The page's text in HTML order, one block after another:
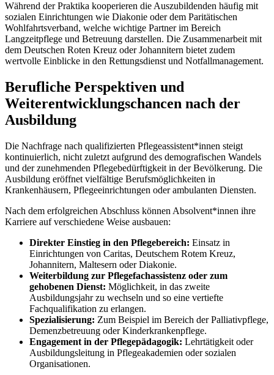
Während der Praktika kooperieren die Auszubildenden häufig mit
sozialen Einrichtungen wie Diakonie oder dem Paritätischen
Wohlfahrtsverband, welche wichtige Partner im Bereich
Langzeitpflege und Betreuung darstellen. Die Zusammenarbeit mit
dem Deutschen Roten Kreuz oder Johannitern bietet zudem
wertvolle Einblicke in den Rettungsdienst und Notfallmanagement.
Berufliche Perspektiven und
Weiterentwicklungschancen nach der
Ausbildung
Die Nachfrage nach qualifizierten Pflegeassistent*innen steigt
kontinuierlich, nicht zuletzt aufgrund des demografischen Wandels
und der zunehmenden Pflegebedürftigkeit in der Bevölkerung. Die
Ausbildung eröffnet vielfältige Berufsmöglichkeiten in
Krankenhäusern, Pflegeeinrichtungen oder ambulanten Diensten.
Nach dem erfolgreichen Abschluss können Absolvent*innen ihre
Karriere auf verschiedene Weise ausbauen:
Direkter Einstieg in den Pflegebereich: Einsatz in
Einrichtungen von Caritas, Deutschem Rotem Kreuz,
Johannitern, Maltesern oder Diakonie.
Weiterbildung zur Pflegefachassistenz oder zum
gehobenen Dienst: Möglichkeit, in das zweite
Ausbildungsjahr zu wechseln und so eine vertiefte
Fachqualifikation zu erlangen.
Spezialisierung: Zum Beispiel im Bereich der Palliativpflege,
Demenzbetreuung oder Kinderkrankenpflege.
Engagement in der Pflegepädagogik: Lehrtätigkeit oder
Ausbildungsleitung in Pflegeakademien oder sozialen
Organisationen.